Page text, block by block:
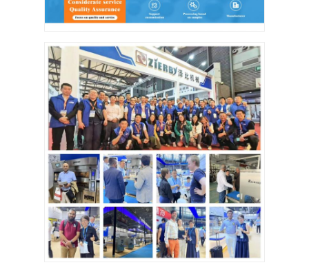
आटा मिक्सर
वाणिज्यिक अंडे पीटनेवाला
विभाजक गोल करनेवाला
खाद्य मोल्डर
आटा शटर
वाणिज्यिक रोटी काटना मशीन
बेकरी प्रूफ़र
रेफ्रिजरेटर प्रूफर
रैक ओवन